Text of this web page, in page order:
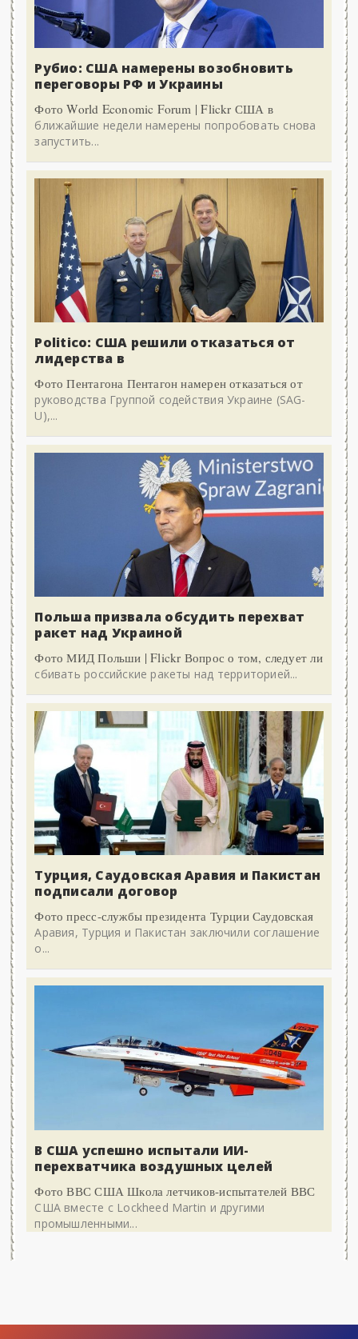
Рубио: США намерены возобновить
переговоры РФ и Украины
Фото World Economic Forum | Flickr США в
ближайшие недели намерены попробовать снова
запустить...
Politico: США решили отказаться от
лидерства в
Фото Пентагона Пентагон намерен отказаться от
руководства Группой содействия Украине (SAG-
U),...
Польша призвала обсудить перехват
ракет над Украиной
Фото МИД Польши | Flickr Вопрос о том, следует ли
сбивать российские ракеты над территорией...
Турция, Саудовская Аравия и Пакистан
подписали договор
Фото пресс-службы президента Турции Саудовская
Аравия, Турция и Пакистан заключили соглашение
о...
В США успешно испытали ИИ-
перехватчика воздушных целей
Фото ВВС США Школа летчиков-испытателей ВВС
США вместе с Lockheed Martin и другими
промышленными...